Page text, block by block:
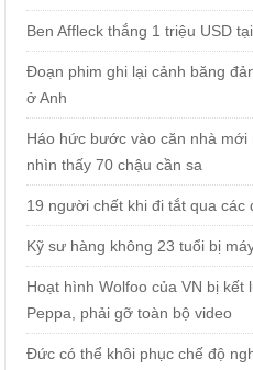
Ben Affleck thắng 1 triệu USD
Đoạn phim ghi lại cảnh băng
ở Anh
Háo hức bước vào căn nhà
nhìn thấy 70 chậu cần sa
19 người chết khi đi tắt qua các
Kỹ sư hàng không 23 tuổi bị
Hoạt hình Wolfoo của VN bị kết
Peppa, phải gỡ toàn bộ video
Đức có thể khôi phục chế độ